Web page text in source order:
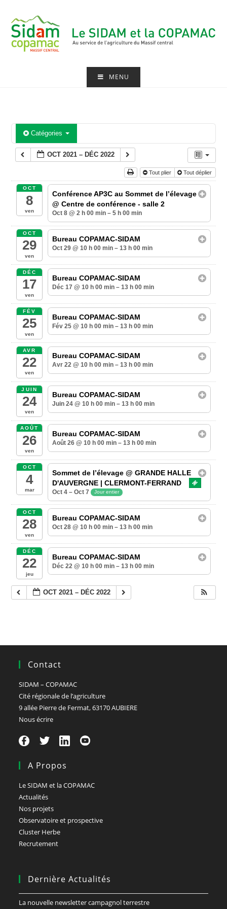
content
MENU
Catégories
OCT 2021 – DÉC 2022
Tout plier Tout déplier
OCT
8
ven
Conférence AP3C au Sommet de l’élevage
@ Centre de conférence - salle 2
Oct 8 @ 2 h 00 min – 5 h 00 min
OCT
29
ven
Bureau COPAMAC-SIDAM
Oct 29 @ 10 h 00 min – 13 h 00 min
DÉC
17
ven
Bureau COPAMAC-SIDAM
Déc 17 @ 10 h 00 min – 13 h 00 min
FÉV
25
ven
Bureau COPAMAC-SIDAM
Fév 25 @ 10 h 00 min – 13 h 00 min
AVR
22
ven
Bureau COPAMAC-SIDAM
Avr 22 @ 10 h 00 min – 13 h 00 min
JUIN
24
ven
Bureau COPAMAC-SIDAM
Juin 24 @ 10 h 00 min – 13 h 00 min
AOÛT
26
ven
Bureau COPAMAC-SIDAM
Août 26 @ 10 h 00 min – 13 h 00 min
OCT
4
mar
Sommet de l’élevage @ GRANDE HALLE
D'AUVERGNE | CLERMONT-FERRAND
Oct 4 – Oct 7 Jour entier
OCT
28
ven
Bureau COPAMAC-SIDAM
Oct 28 @ 10 h 00 min – 13 h 00 min
DÉC
22
jeu
Bureau COPAMAC-SIDAM
Déc 22 @ 10 h 00 min – 13 h 00 min
OCT 2021 – DÉC 2022
Contact
SIDAM – COPAMAC
Cité régionale de l’agriculture
9 allée Pierre de Fermat, 63170 AUBIERE
Nous écrire
A Propos
Le SIDAM et la COPAMAC
Actualités
Nos projets
Observatoire et prospective
Cluster Herbe
Recrutement
Dernière Actualités
La nouvelle newsletter campagnol terrestre